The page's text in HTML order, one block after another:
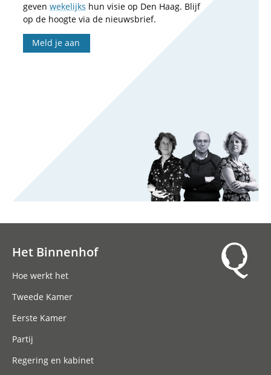
geven wekelijks hun visie op Den Haag. Blijf
op de hoogte via de nieuwsbrief.
Meld je aan
Het Binnenhof
Hoe werkt het
Tweede Kamer
Eerste Kamer
Partij
Regering en kabinet